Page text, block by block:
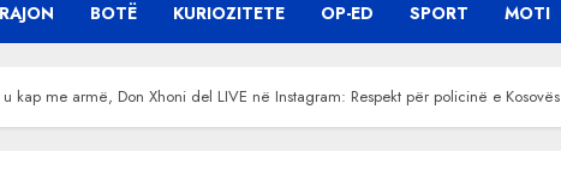
RAJON BOTË KURIOZITETE OP-ED SPORT MOTI
u kap me armë, Don Xhoni del LIVE në Instagram: Respekt për policinë e Kosovës